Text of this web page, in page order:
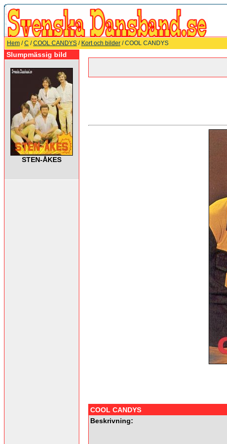
Hem /C /COOL CANDYS / Kort och bilder / COOL CANDYS
Slumpmässig bild
STEN-ÅKES
COOL CANDYS
Beskrivning: